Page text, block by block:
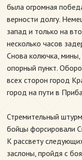
была огромная
верности долгу.
запад и только на
несколько часов
Снова колючка,
опорный пункт.
всех сторон город
город на пути в
Стремительный
бойцы форсировали
К рассвету
заслоны, пройдя с